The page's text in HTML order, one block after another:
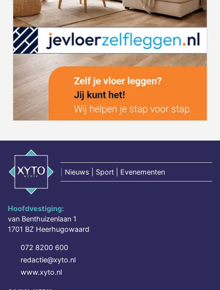
Nieuws | Sport | Evenementen
Hoofdvestiging:
van Benthuizenlaan 1
1701 BZ Heerhugowaard
072 8200 600
redactie@xyto.nl
www.xyto.nl